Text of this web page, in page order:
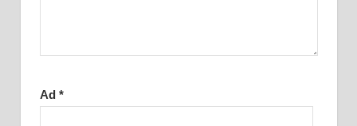
Ad *